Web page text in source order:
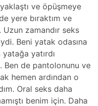
ve öpüşmeye
yere bıraktım ve
Uzun zamandır seks
Beni yatak odasına
yatırdı
Ben de pantolonunu ve
hemen ardından o
Oral seks daha
benim için. Daha